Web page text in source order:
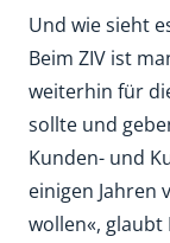
Und wie sieht
Beim ZIV ist
weiterhin für
sollte und
Kunden- und
einigen Jahren
wollen«, glaubt